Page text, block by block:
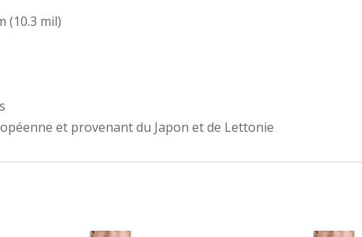
(10.3 mil)
et provenant du Japon et de Lettonie